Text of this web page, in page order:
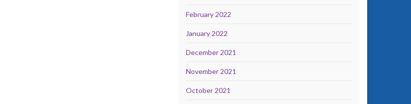
February 2022
January 2022
December 2021
November 2021
October 2021